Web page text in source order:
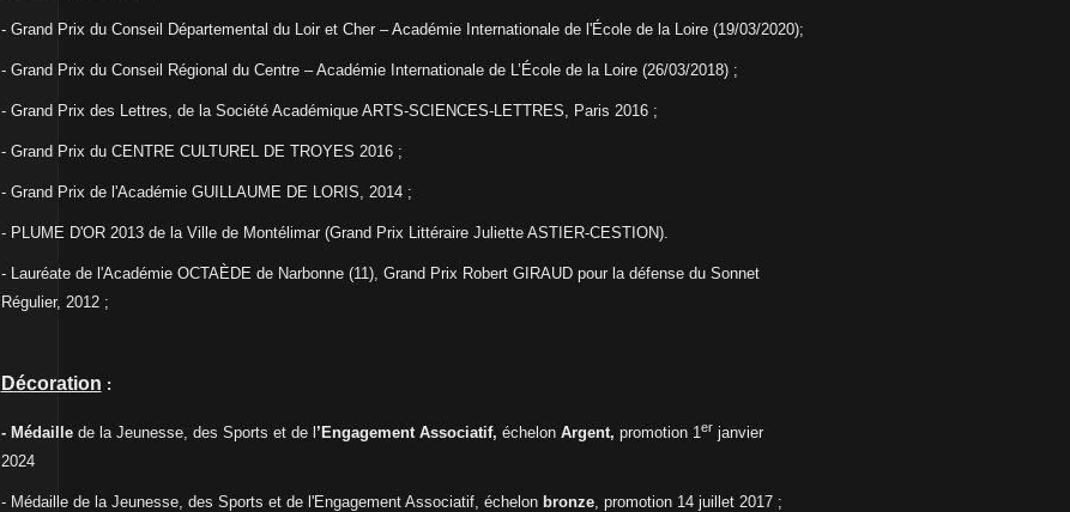
- Grand Prix du Conseil Départemental du Loir et Cher – Académie Internationale de l'École de la Loire (19/03/2020);
- Grand Prix du Conseil Régional du Centre – Académie Internationale de L’École de la Loire (26/03/2018) ;
- Grand Prix des Lettres, de la Société Académique ARTS-SCIENCES-LETTRES, Paris 2016 ;
- Grand Prix du CENTRE CULTUREL DE TROYES 2016 ;
- Grand Prix de l'Académie GUILLAUME DE LORIS, 2014 ;
- PLUME D'OR 2013 de la Ville de Montélimar (Grand Prix Littéraire Juliette ASTIER-CESTION).
- Lauréate de l'Académie OCTAÈDE de Narbonne (11), Grand Prix Robert GIRAUD pour la défense du Sonnet
Régulier, 2012 ;
Décoration :
- Médaille de la Jeunesse, des Sports et de l’Engagement Associatif, échelonArgent, promotion 1erjanvier
2024
- Médaille de la Jeunesse, des Sports et de l'Engagement Associatif, échelonbronze, promotion 14 juillet 2017 ;